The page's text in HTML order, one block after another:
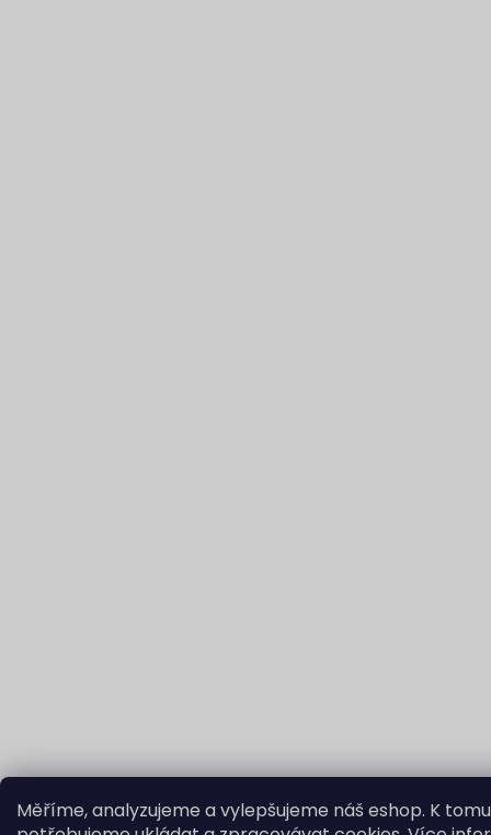
Měříme, analyzujeme a vylepšujeme náš eshop. K tomu